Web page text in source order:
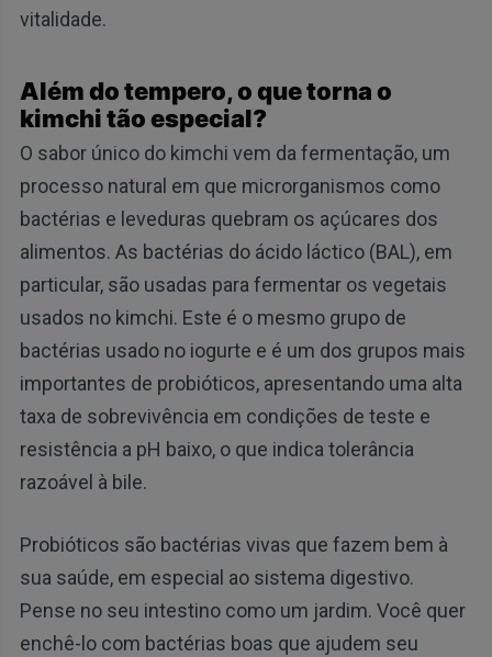
vitalidade.
Além do tempero, o que torna o
kimchi tão especial?
O sabor único do kimchi vem da fermentação, um
processo natural em que microrganismos como
bactérias e leveduras quebram os açúcares dos
alimentos. As bactérias do ácido láctico (BAL), em
particular, são usadas para fermentar os vegetais
usados no kimchi. Este é o mesmo grupo de
bactérias usado no iogurte e é um dos grupos mais
importantes de probióticos, apresentando uma alta
taxa de sobrevivência em condições de teste e
resistência a pH baixo, o que indica tolerância
razoável à bile.
Probióticos são bactérias vivas que fazem bem à
sua saúde, em especial ao sistema digestivo.
Pense no seu intestino como um jardim. Você quer
enchê-lo com bactérias boas que ajudem seu